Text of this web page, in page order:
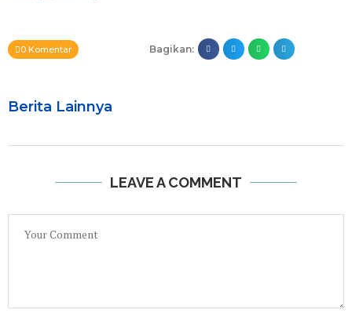
0 Komentar Bagikan:
Berita Lainnya
LEAVE A COMMENT